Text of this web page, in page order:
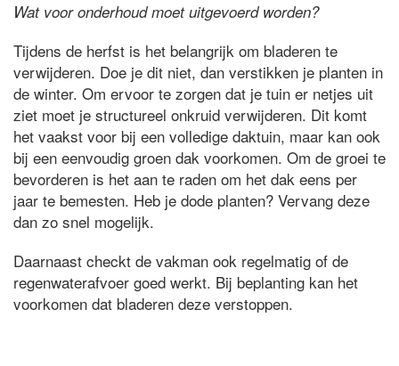
Wat voor onderhoud moet uitgevoerd worden?
Tijdens de herfst is het belangrijk om bladeren te
verwijderen. Doe je dit niet, dan verstikken je planten in
de winter. Om ervoor te zorgen dat je tuin er netjes uit
ziet moet je structureel onkruid verwijderen. Dit komt
het vaakst voor bij een volledige daktuin, maar kan ook
bij een eenvoudig groen dak voorkomen. Om de groei te
bevorderen is het aan te raden om het dak eens per
jaar te bemesten. Heb je dode planten? Vervang deze
dan zo snel mogelijk.
Daarnaast checkt de vakman ook regelmatig of de
regenwaterafvoer goed werkt. Bij beplanting kan het
voorkomen dat bladeren deze verstoppen.